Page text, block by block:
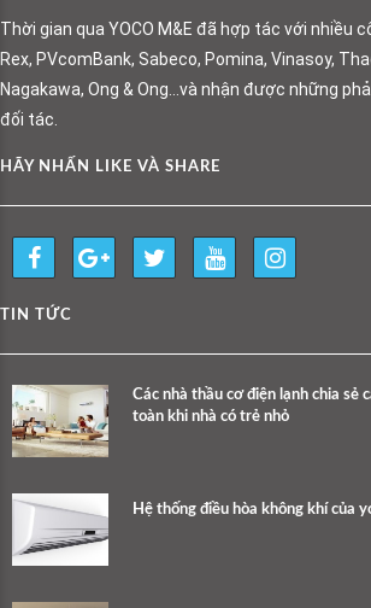
Thời gian qua YOCO M&E đã hợp tác với nhiều
Rex, PVcomBank, Sabeco, Pomina, Vinasoy,
Nagakawa, Ong & Ong…và nhận được những
đối tác.
HÃY NHẤN LIKE VÀ SHARE
TIN TỨC
Các nhà thầu cơ điện lạnh chia sẻ
toàn khi nhà có trẻ nhỏ
Hệ thống điều hòa không khí của